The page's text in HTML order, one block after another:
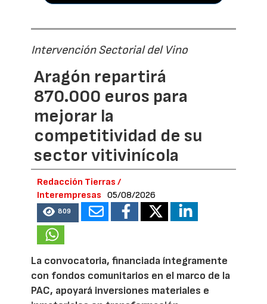
Intervención Sectorial del Vino
Aragón repartirá
870.000 euros para
mejorar la
competitividad de su
sector vitivinícola
Redacción Tierras /
Interempresas
05/08/2026
809
La convocatoria, financiada íntegramente
con fondos comunitarios en el marco de la
PAC, apoyará inversiones materiales e